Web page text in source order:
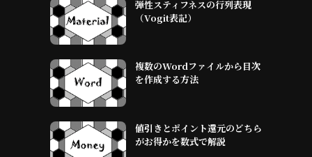
弾性スティフネスの行列表現
（Vogit表記）
複数のWordファイルから目次
を作成する方法
値引きとポイント還元のどちら
がお得かを数式で解説